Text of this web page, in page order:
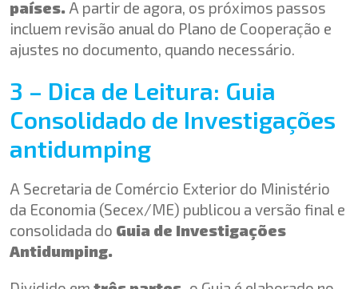
países. A partir de agora, os próximos passos
incluem revisão anual do Plano de Cooperação e
ajustes no documento, quando necessário.
3 – Dica de Leitura: Guia
Consolidado de Investigações
antidumping
A Secretaria de Comércio Exterior do Ministério
da Economia (Secex/ME) publicou a versão final e
consolidada do Guia de Investigações
Antidumping.